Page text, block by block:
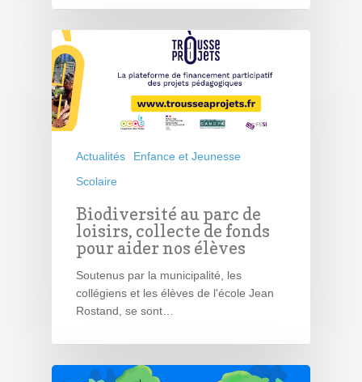
Actualités
Enfance et Jeunesse
Scolaire
Biodiversité au parc de
loisirs, collecte de fonds
pour aider nos élèves
Soutenus par la municipalité, les
collégiens et les élèves de l'école Jean
Rostand, se sont…